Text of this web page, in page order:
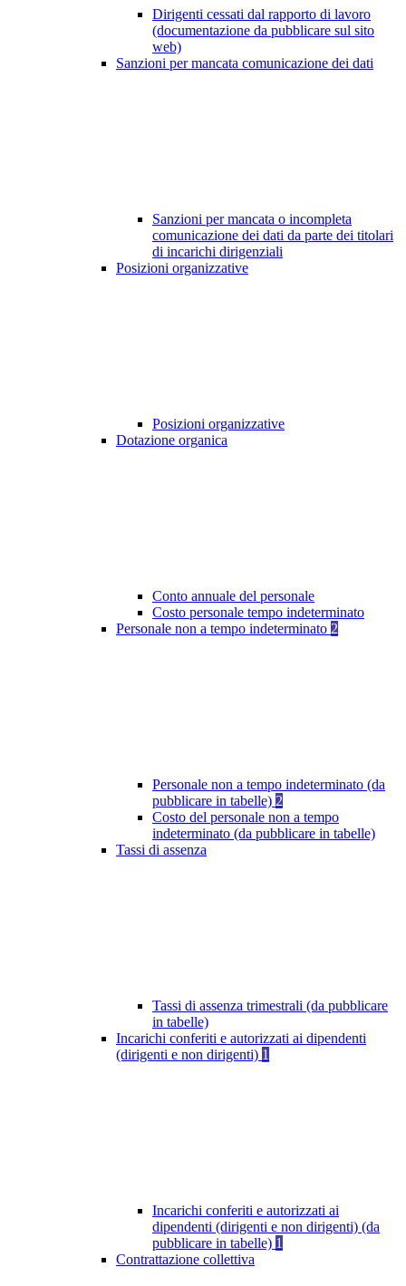
Dirigenti cessati dal rapporto di lavoro
(documentazione da pubblicare sul sito
web)
Sanzioni per mancata comunicazione dei dati
Sanzioni per mancata o incompleta
comunicazione dei dati da parte dei titolari
di incarichi dirigenziali
Posizioni organizzative
Posizioni organizzative
Dotazione organica
Conto annuale del personale
Costo personale tempo indeterminato
Personale non a tempo indeterminato 2
Personale non a tempo indeterminato (da
pubblicare in tabelle) 2
Costo del personale non a tempo
indeterminato (da pubblicare in tabelle)
Tassi di assenza
Tassi di assenza trimestrali (da pubblicare
in tabelle)
Incarichi conferiti e autorizzati ai dipendenti
(dirigenti e non dirigenti) 1
Incarichi conferiti e autorizzati ai
dipendenti (dirigenti e non dirigenti) (da
pubblicare in tabelle) 1
Contrattazione collettiva